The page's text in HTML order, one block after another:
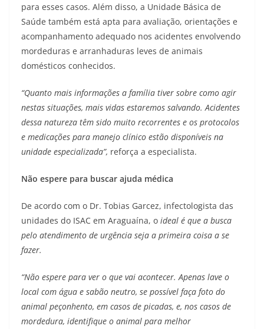
para esses casos. Além disso, a Unidade Básica de
Saúde também está apta para avaliação, orientações e
acompanhamento adequado nos acidentes envolvendo
mordeduras e arranhaduras leves de animais
domésticos conhecidos.
“Quanto mais informações a família tiver sobre como agir
nestas situações, mais vidas estaremos salvando. Acidentes
dessa natureza têm sido muito recorrentes e os protocolos
e medicações para manejo clínico estão disponíveis na
unidade especializada”, reforça a especialista.
Não espere para buscar ajuda médica
De acordo com o Dr. Tobias Garcez, infectologista das
unidades do ISAC em Araguaína, o ideal é que a busca
pelo atendimento de urgência seja a primeira coisa a se
fazer.
“Não espere para ver o que vai acontecer. Apenas lave o
local com água e sabão neutro, se possível faça foto do
animal peçonhento, em casos de picadas, e, nos casos de
mordedura, identifique o animal para melhor